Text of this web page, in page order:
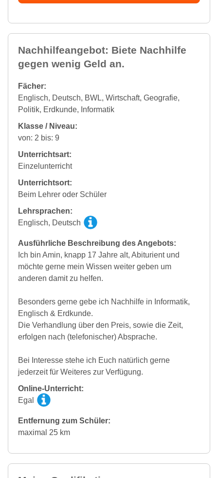
Nachhilfeangebot: Biete Nachhilfe
gegen wenig Geld an.
Fächer:
Englisch, Deutsch, BWL, Wirtschaft, Geografie,
Politik, Erdkunde, Informatik
Klasse / Niveau:
von: 2 bis: 9
Unterrichtsart:
Einzelunterricht
Unterrichtsort:
Beim Lehrer oder Schüler
Lehrsprachen:
Englisch, Deutsch
Ausführliche Beschreibung des Angebots:
Ich bin Amin, knapp 17 Jahre alt, Abiturient und
möchte gerne mein Wissen weiter geben um
anderen damit zu helfen.
Besonders gerne gebe ich Nachhilfe in Informatik,
Englisch & Erdkunde.
Die Verhandlung über den Preis, sowie die Zeit,
erfolgen nach (telefonischer) Absprache.
Bei Interesse stehe ich Euch natürlich gerne
jederzeit für Weiteres zur Verfügung.
Online-Unterricht:
Egal
Entfernung zum Schüler:
maximal 25 km